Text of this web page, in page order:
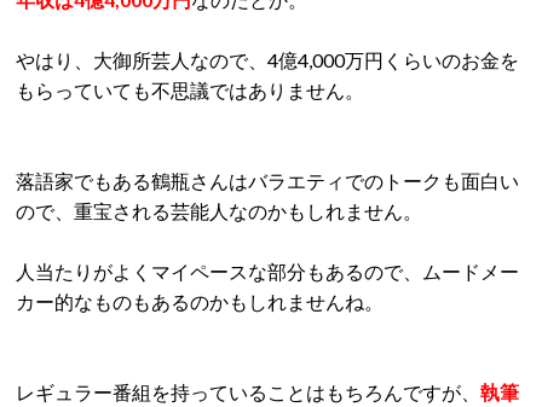
やはり、大御所芸人なので、4億4,000万円くらいのお金を
もらっていても不思議ではありません。
落語家でもある鶴瓶さんはバラエティでのトークも面白い
ので、重宝される芸能人なのかもしれません。
人当たりがよくマイペースな部分もあるので、ムードメー
カー的なものもあるのかもしれませんね。
レギュラー番組を持っていることはもちろんですが、 執筆